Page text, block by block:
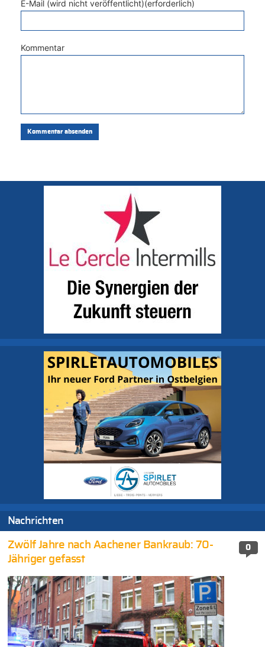
E-Mail (wird nicht veröffentlicht)(erforderlich)
Kommentar
Nachrichten
0
Zwölf Jahre nach Aachener Bankraub: 70-
Jähriger gefasst